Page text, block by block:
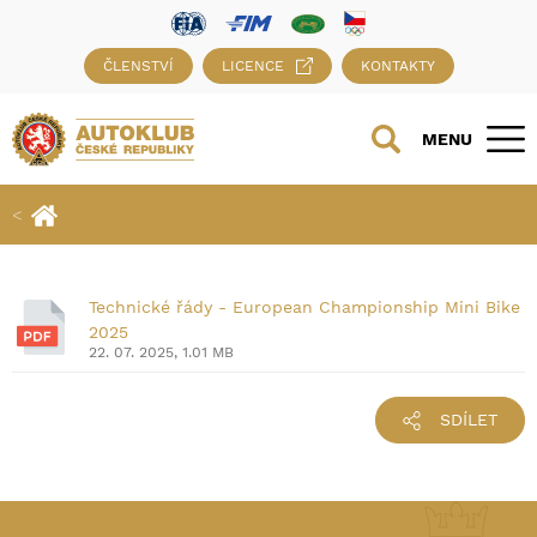
ČLENSTVÍ LICENCE KONTAKTY
MENU
Technické řády - European Championship Mini Bike
2025
22. 07. 2025, 1.01 MB
SDÍLET